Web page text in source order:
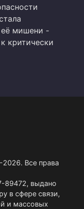
мишени -
критически
Все права
89472, выдано
в сфере связи,
и массовых